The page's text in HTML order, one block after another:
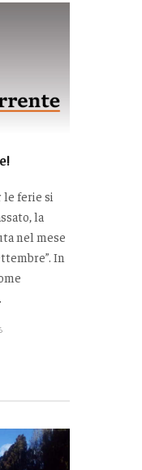
le ferie si
la
nel mese
In